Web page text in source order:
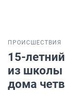
ПРОИСШЕСТВИЯ
15-
из школы
дома